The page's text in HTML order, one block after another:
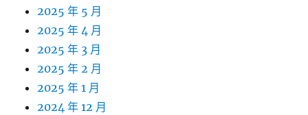
2025 年 5 月
2025 年 4 月
2025 年 3 月
2025 年 2 月
2025 年 1 月
2024 年 12 月